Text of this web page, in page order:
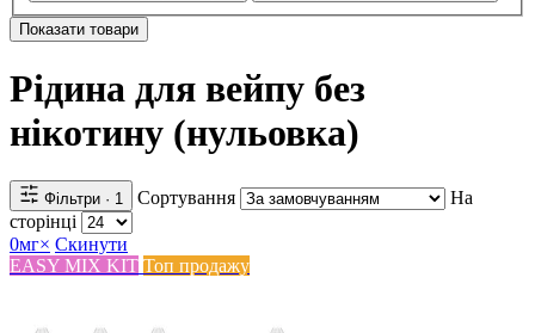
Показати товари
Рідина для вейпу без
нікотину (нульовка)
Фільтри · 1 Сортування
На
сторінці
0мг× Скинути
EASY MIX KIT Топ продажу